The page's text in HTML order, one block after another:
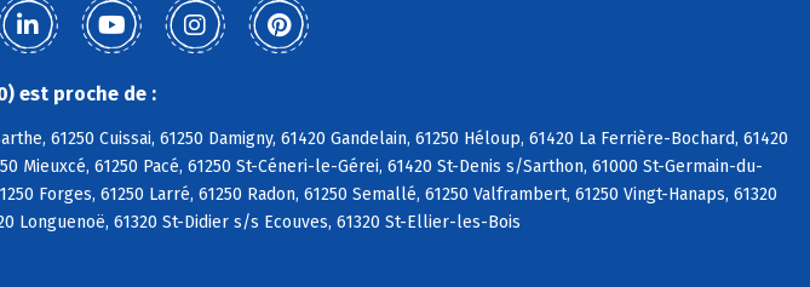
est proche de :
61250 Cuissai, 61250 Damigny, 61420 Gandelain, 61250 Héloup, 61420 La Ferrière-Bochard, 61420
Mieuxcé, 61250 Pacé, 61250 St-Céneri-le-Gérei, 61420 St-Denis s/Sarthon, 61000 St-Germain-du-
Forges, 61250 Larré, 61250 Radon, 61250 Semallé, 61250 Valframbert, 61250 Vingt-Hanaps, 61320
Longuenoë, 61320 St-Didier s/s Ecouves, 61320 St-Ellier-les-Bois